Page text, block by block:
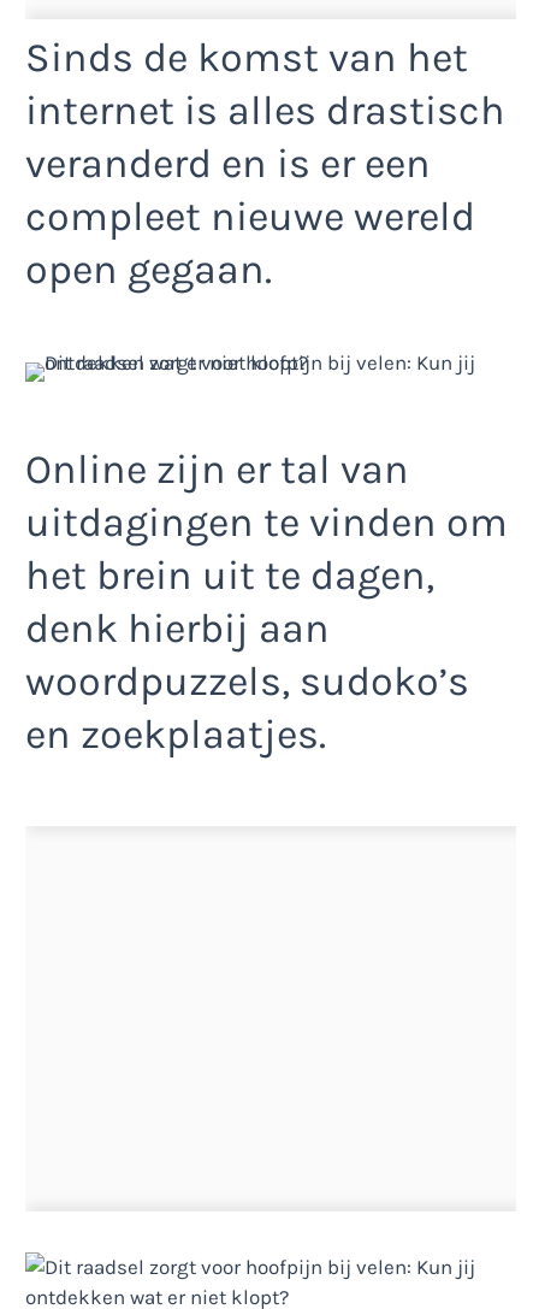
Sinds de komst van het
internet is alles drastisch
veranderd en is er een
compleet nieuwe wereld
open gegaan.
Online zijn er tal van
uitdagingen te vinden om
het brein uit te dagen,
denk hierbij aan
woordpuzzels, sudoko’s
en zoekplaatjes.